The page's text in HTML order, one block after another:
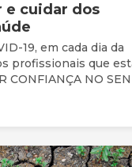
e cuidar dos
19, em cada dia da
profissionais que
para que confiem
amor firme e
Cristo, o autor e
12:2);